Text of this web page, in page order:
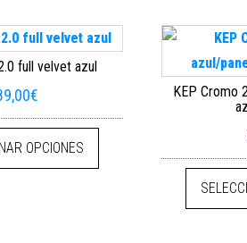
Las opciones se pueden elegir
full velvet azul
€
OPCIONES
Este producto tiene
KEP Cromo